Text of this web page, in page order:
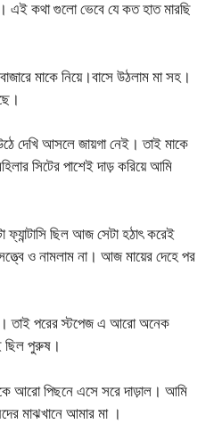
এই কথা গুলো ভেবে যে কত হাত মারছি
মাকে নিয়ে।বাসে উঠলাম মা সহ।
দেখি আসলে জায়গা নেই। তাই মাকে
সিটের পাশেই দাড় করিয়ে আমি
ফ্যান্টাসি ছিল আজ সেটা হঠাৎ করেই
ও নামলাম না। আজ মায়ের দেহে পর
তাই পরের স্টপেজ এ আরো অনেক
ছিল পুরুষ।
আরো পিছনে এসে সরে দাড়াল। আমি
মাঝখানে আমার মা ।